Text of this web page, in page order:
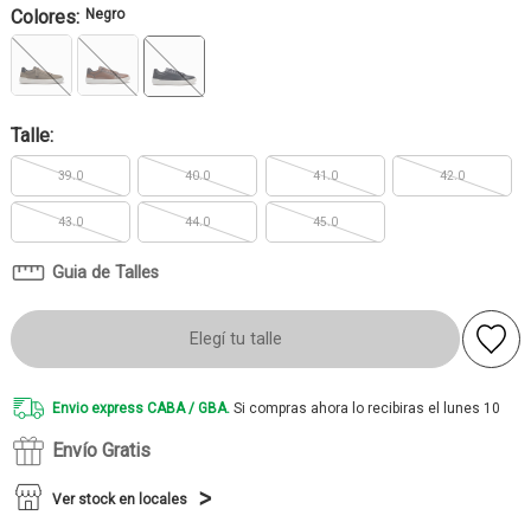
Colores: Negro
Talle:
39.0 40.0 41.0 42.0
43.0 44.0 45.0
Guia de Talles
Elegí tu talle
Envio express CABA / GBA. Si compras ahora lo recibiras el lunes 10
Envío Gratis
Ver stock en locales